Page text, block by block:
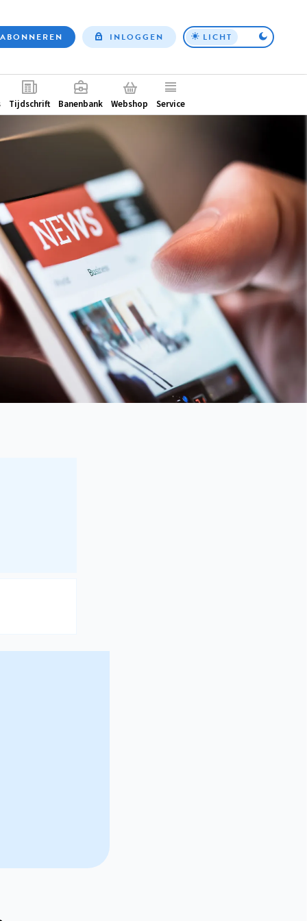
Top
ABONNEREN INLOGGEN LICHT
Tijdschrift Banenbank Webshop Service